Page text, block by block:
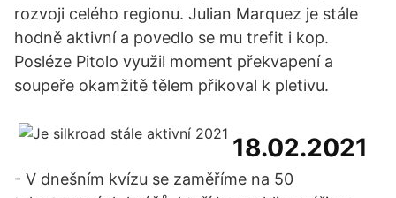
rozvoji celého regionu. Julian Marquez je stále
hodně aktivní a povedlo se mu trefit i kop.
Posléze Pitolo využil moment překvapení a
soupeře okamžitě tělem přikoval k pletivu.
18.02.2021
- V dnešním kvízu se zaměříme na 50